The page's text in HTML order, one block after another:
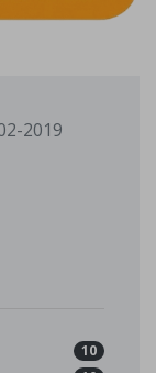
2019
10